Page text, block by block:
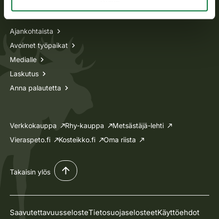
Tietoa meistä
Ajankohtaista
Avoimet työpaikat
Medialle
Laskutus
Anna palautetta
Verkkokauppa Rhy-kauppa
Metsästäjä-lehti
Vieraspeto.fi
Kosteikko.fi Oma riista
Takaisin ylös
SaavutettavuusselosteTietosuojaselosteetKäyttöehdot